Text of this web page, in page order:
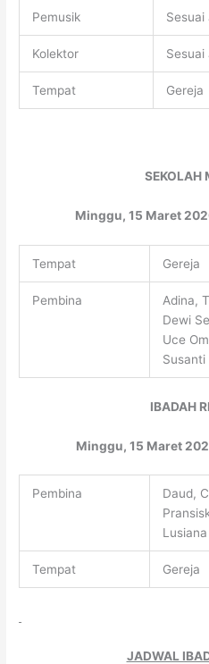
Pemusik Sesuai
Kolektor Sesuai
Tempat Gereja
SEKOLAH
Minggu, 15 Maret
Tempat Gereja
Pembina
Adina,
Dewi
Uce
Susanti
IBADAH
Minggu, 15 Maret
Pembina
Daud,
Tempat Gereja
JADWAL